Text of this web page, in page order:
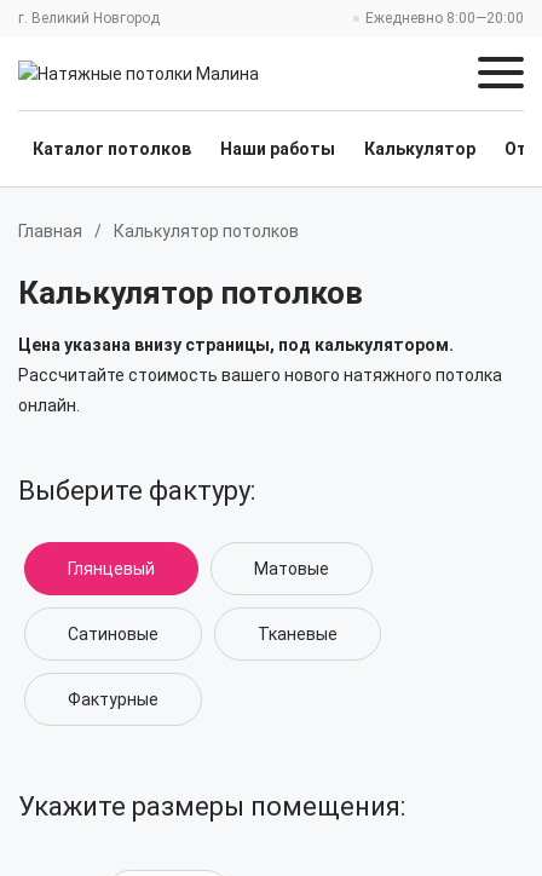
г. Великий Новгород Ежедневно 8:00—20:00
Каталог потолков Наши работы Калькулятор
Главная / Калькулятор потолков
Калькулятор потолков
Цена указана внизу страницы, под калькулятором.
Рассчитайте стоимость вашего нового натяжного потолка
онлайн.
Выберите фактуру:
Глянцевый Матовые
Сатиновые Тканевые
Фактурные
Укажите размеры помещения: